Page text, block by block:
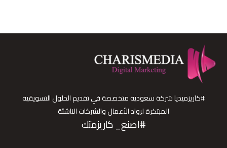
#كاريزميديا شركة سعودية متخصصة في تقديم الحلول التسويقية
المبتكرة لرواد الأعمال والشركات الناشئة
#اصنع_ كاريزمتك